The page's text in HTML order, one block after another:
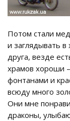
Потом стали
и заглядывать
друга, везде
храмов хороши
фонтанами и
всюду много
Они мне
драконы,